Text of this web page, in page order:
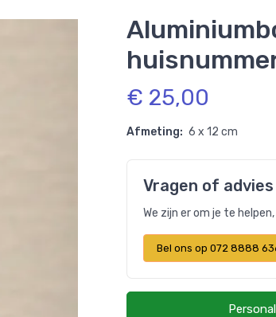
€ 25,00
Afmeting: 6 x 12 cm
Vragen of
We zijn er om je te
Bel ons op 072 8888